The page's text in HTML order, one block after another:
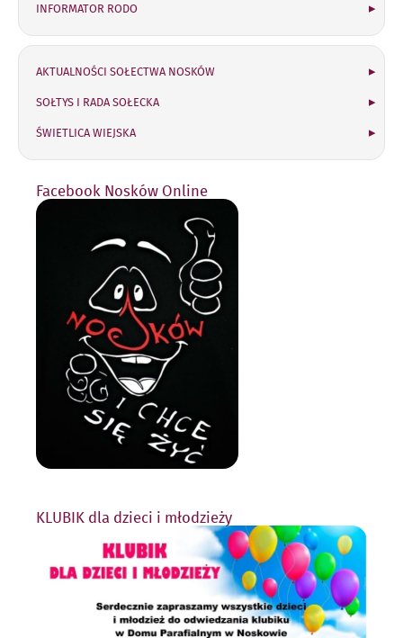
INFORMATOR RODO
Sołectwo Nosków
AKTUALNOŚCI SOŁECTWA NOSKÓW
SOŁTYS I RADA SOŁECKA
ŚWIETLICA WIEJSKA
Facebook Nosków Online
KLUBIK dla dzieci i młodzieży